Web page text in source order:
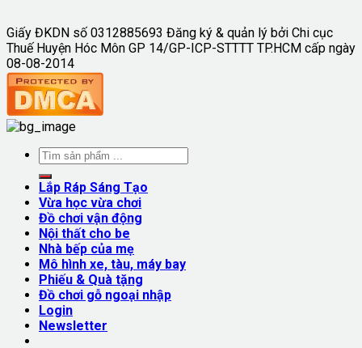
Giấy ĐKDN số 0312885693 Đăng ký & quản lý bởi Chi cục
Thuế Huyện Hóc Môn GP 14/GP-ICP-STTTT TP.HCM cấp ngày
08-08-2014
Lắp Ráp Sáng Tạo
Vừa học vừa chơi
Đồ chơi vận động
Nội thất cho be
Nhà bếp của mẹ
Mô hình xe, tàu, máy bay
Phiếu & Quà tặng
Đồ chơi gỗ ngoại nhập
Login
Newsletter